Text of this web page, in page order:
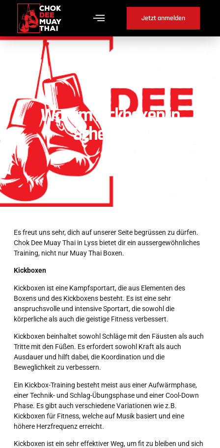
Jetzt anmelden
Warum Kickboxen in
Scheuren ?
Es freut uns sehr, dich auf unserer Seite begrüssen zu dürfen.
Chok Dee Muay Thai in Lyss bietet dir ein aussergewöhnliches
Training, nicht nur Muay Thai Boxen.
Kickboxen
Kickboxen ist eine Kampfsportart, die aus Elementen des
Boxens und des Kickboxens besteht. Es ist eine sehr
anspruchsvolle und intensive Sportart, die sowohl die
körperliche als auch die geistige Fitness verbessert.
Kickboxen beinhaltet sowohl Schläge mit den Fäusten als auch
Tritte mit den Füßen. Es erfordert sowohl Kraft als auch
Ausdauer und hilft dabei, die Koordination und die
Beweglichkeit zu verbessern.
Ein Kickbox-Training besteht meist aus einer Aufwärmphase,
einer Technik- und Schlag-Übungsphase und einer Cool-Down
Phase. Es gibt auch verschiedene Variationen wie z.B.
Kickboxen für Fitness, welche auf Musik basiert und eine
höhere Herzfrequenz erreicht.
Kickboxen ist ein sehr effektiver Weg, um fit zu bleiben und sich